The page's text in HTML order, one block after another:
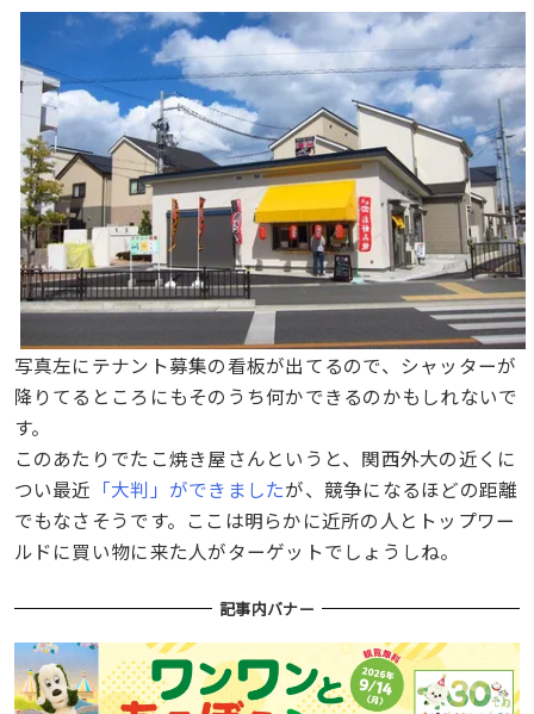
写真左にテナント募集の看板が出てるので、シャッターが
降りてるところにもそのうち何かできるのかもしれないで
す。
このあたりでたこ焼き屋さんというと、関西外大の近くに
つい最近 「大判」ができましたが、競争になるほどの距離
でもなさそうです。ここは明らかに近所の人とトップワー
ルドに買い物に来た人がターゲットでしょうしね。
記事内バナー